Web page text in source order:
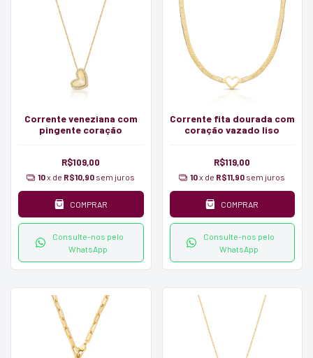
Corrente veneziana com
pingente coração
R$109,00
10x de R$10,90 sem juros
COMPRAR
Consulte-nos pelo
WhatsApp
Corrente fita dourada com
coração vazado liso
R$119,00
10x de R$11,90 sem juros
COMPRAR
Consulte-nos pelo
WhatsApp